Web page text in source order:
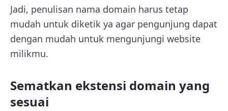
Jadi, penulisan nama domain harus tetap
mudah untuk diketik ya agar pengunjung dapat
dengan mudah untuk mengunjungi website
milikmu.
Sematkan ekstensi domain yang
sesuai